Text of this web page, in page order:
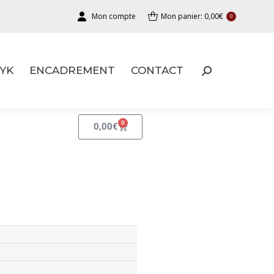
Mon compte Mon panier: 0,00€ 0
ENCADREMENT CONTACT
0,00€ 0